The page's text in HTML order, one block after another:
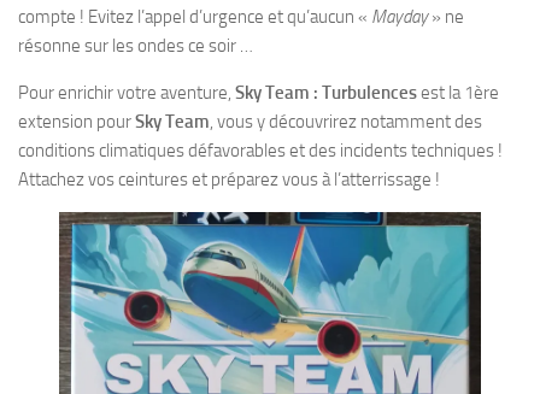
compte ! Evitez l’appel d’urgence et qu’aucun « Mayday» ne
résonne sur les ondes ce soir …
Pour enrichir votre aventure, Sky Team : Turbulencesest la 1ère
extension pourSky Team, vous y découvrirez notamment des
conditions climatiques défavorables et des incidents techniques !
Attachez vos ceintures et préparez vous à l’atterrissage !